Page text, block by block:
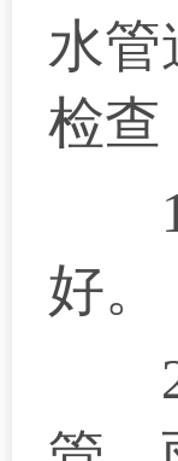
水管
检查
1.
好。
2.